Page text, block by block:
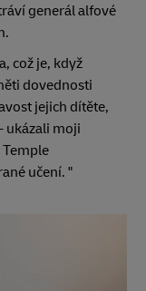
generál alfové
což je, když
dovednosti
jejich dítěte,
ukázali moji
Temple
učení. "